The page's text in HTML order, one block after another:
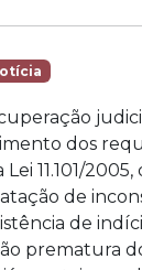
dos
11.101/
de
de
prematura